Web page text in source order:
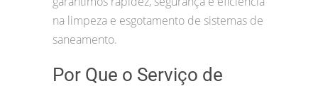
na limpeza e esgotamento de sistemas de
saneamento.
Por Que o Serviço de